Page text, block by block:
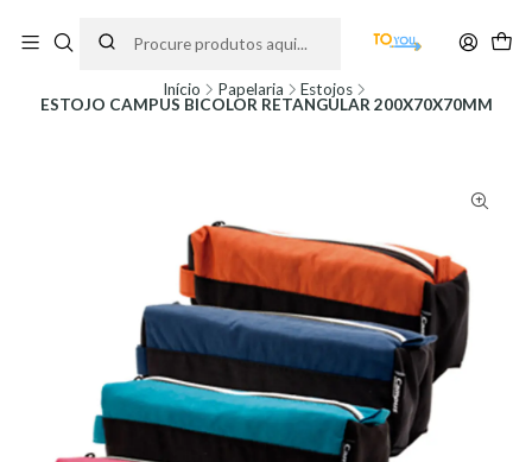
partir do dia 11 de Agosto, às 10H.
Início Papelaria
Estojos
ESTOJO CAMPUS BICOLOR RETANGULAR 200X70X70MM